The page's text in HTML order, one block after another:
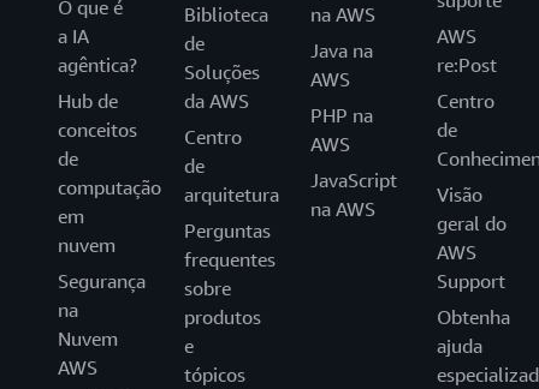
O que é
a IA
agêntica?
Hub de
conceitos
de
computação
em
nuvem
Segurança
na
Nuvem
AWS
Biblioteca
de
Soluções
da AWS
Centro
de
arquitetura
Perguntas
frequentes
sobre
produtos
e
tópicos
na AWS
Java na
AWS
PHP na
AWS
JavaScript
na AWS
AWS
re:Post
Centro
de
Visão
geral do
AWS
Support
Obtenha
ajuda